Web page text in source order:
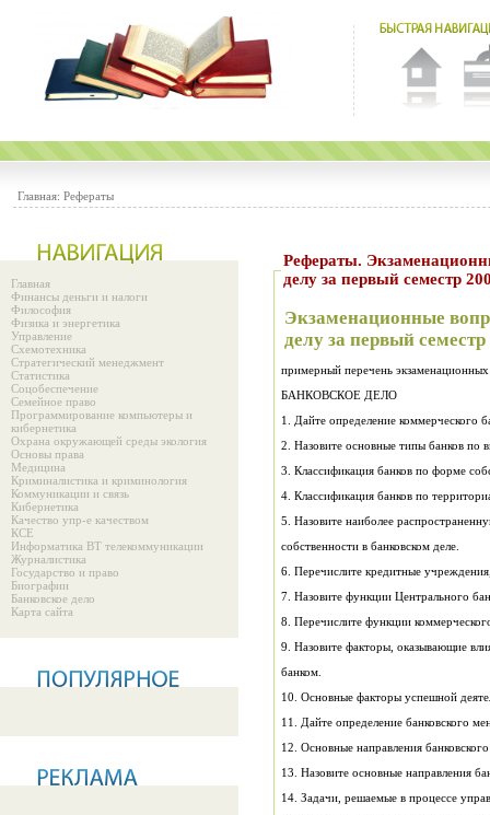
Главная: Рефераты
Главная
Финансы деньги и налоги
Философия
Физика и энергетика
Управление
Схемотехника
Стратегический менеджмент
Статистика
Соцобеспечение
Семейное право
Программирование компьютеры и
кибернетика
Охрана окружающей среды экология
Основы права
Медицина
Криминалистика и криминология
Коммуникации и связь
Кибернетика
Качество упр-е качеством
КСЕ
Информатика ВТ телекоммуникации
Журналистика
Государство и право
Биографии
Банковское дело
Карта сайта
Рефераты.
делу за первый семестр
Экзаменационные
делу за первый семестр
примерный перечень
БАНКОВСКОЕ ДЕЛО
1. Дайте определение коммерческого
2. Назовите основные типы банков по
3. Классификация банков по форме
4. Классификация банков по
5. Назовите наиболее
собственности в банковском деле.
6. Перечислите кредитные
7. Назовите функции Центрального
8. Перечислите функции
9. Назовите факторы, оказывающие
банком.
10. Основные факторы успешной
11. Дайте определение банковского
12. Основные направления
13. Назовите основные направления
14. Задачи, решаемые в процессе